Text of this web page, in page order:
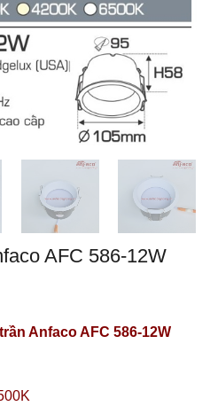
AFC 586-12W
Anfaco AFC 586-12W